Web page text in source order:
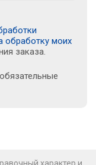
обработку моих
заказа.
характер и